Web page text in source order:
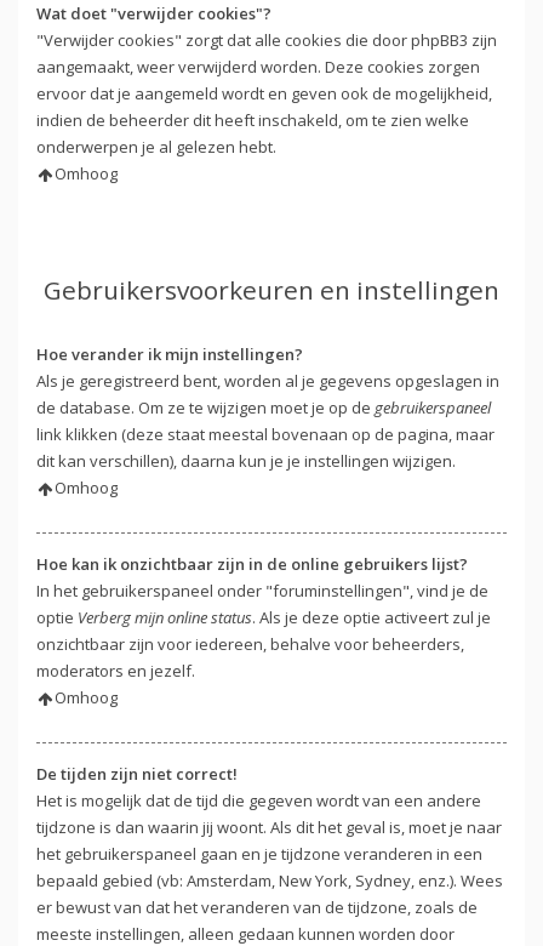
Wat doet "verwijder cookies"?
"Verwijder cookies" zorgt dat alle cookies die door phpBB3 zijn
aangemaakt, weer verwijderd worden. Deze cookies zorgen
ervoor dat je aangemeld wordt en geven ook de mogelijkheid,
indien de beheerder dit heeft inschakeld, om te zien welke
onderwerpen je al gelezen hebt.
Omhoog
Gebruikersvoorkeuren en instellingen
Hoe verander ik mijn instellingen?
Als je geregistreerd bent, worden al je gegevens opgeslagen in
de database. Om ze te wijzigen moet je op de gebruikerspaneel
link klikken (deze staat meestal bovenaan op de pagina, maar
dit kan verschillen), daarna kun je je instellingen wijzigen.
Omhoog
Hoe kan ik onzichtbaar zijn in de online gebruikers lijst?
In het gebruikerspaneel onder "foruminstellingen", vind je de
optie Verberg mijn online status. Als je deze optie activeert zul je
onzichtbaar zijn voor iedereen, behalve voor beheerders,
moderators en jezelf.
Omhoog
De tijden zijn niet correct!
Het is mogelijk dat de tijd die gegeven wordt van een andere
tijdzone is dan waarin jij woont. Als dit het geval is, moet je naar
het gebruikerspaneel gaan en je tijdzone veranderen in een
bepaald gebied (vb: Amsterdam, New York, Sydney, enz.). Wees
er bewust van dat het veranderen van de tijdzone, zoals de
meeste instellingen, alleen gedaan kunnen worden door